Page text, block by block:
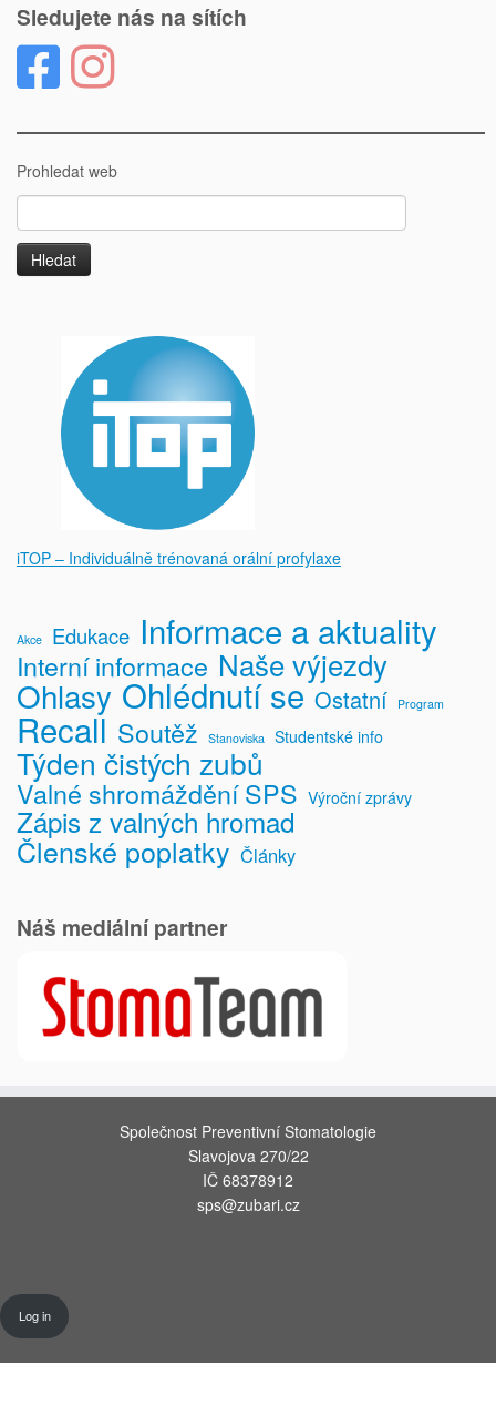
Sledujete nás na sítích
Prohledat web
iTOP – Individuálně trénovaná orální profylaxe
Akce Edukace Informace a aktuality
Interní informace Naše výjezdy
Ohlasy Ohlédnutí se Ostatní Program
Recall Soutěž Stanoviska Studentské info
Týden čistých zubů
Valné shromáždění SPS Výroční zprávy
Zápis z valných hromad
Členské poplatky Články
Náš mediální partner
Společnost Preventivní Stomatologie
Slavojova 270/22
IČ 68378912
sps@zubari.cz
Log in